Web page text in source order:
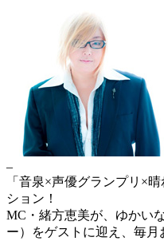
–
「音泉×声優グランプリ×
ション！
MC・緒方恵美が、ゆかい
ー）をゲストに迎え、毎月